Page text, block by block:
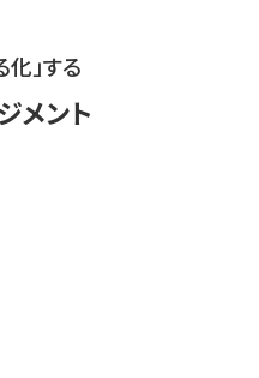
」する
メント